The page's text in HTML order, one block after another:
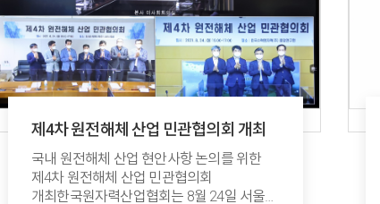
제4차 원전해체 산업 민관협의회 개최
국내 원전해체 산업 현안사항 논의를 위한
제4차 원전해체 산업 민관협의회
개최한국원자력산업협회는 8월 24일 서울